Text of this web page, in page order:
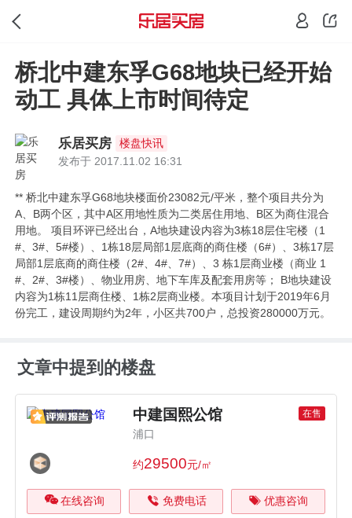
桥北中建东孚G68地块已经开始
动工 具体上市时间待定
乐居买房
楼盘快讯
发布于 2017.11.02 16:31
** 桥北中建东孚G68地块楼面价23082元/平米，整个项目共分为
A、B两个区，其中A区用地性质为二类居住用地、B区为商住混合
用地。 项目环评已经出台，A地块建设内容为3栋18层住宅楼（1
#、3#、5#楼）、1栋18层局部1层底商的商住楼（6#）、3栋17层
局部1层底商的商住楼（2#、4#、7#）、3 栋1层商业楼（商业 1
#、2#、3#楼）、物业用房、地下车库及配套用房等； B地块建设
内容为1栋11层商住楼、1栋2层商业楼。本项目计划于2019年6月
份完工，建设周期约为2年，小区共700户，总投资280000万元。
文章中提到的楼盘
中建国熙公馆 在售
浦口
约29500元/㎡
在线咨询 免费电话 优惠咨询